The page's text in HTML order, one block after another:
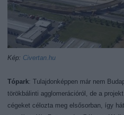
Kép: Civertan.hu
Tópark: Tulajdonképpen már nem
törökbálinti agglomerációról, de a
cégeket célozta meg elsősorban, így